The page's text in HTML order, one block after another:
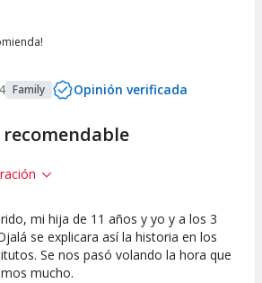
Family Opinión verificada
7.5
Puesta en
Escena
10
Interpretación
mi hija de 11 años y yo y a los 3
se explicara así la historia en los
Se nos pasó volando la hora que
mucho.